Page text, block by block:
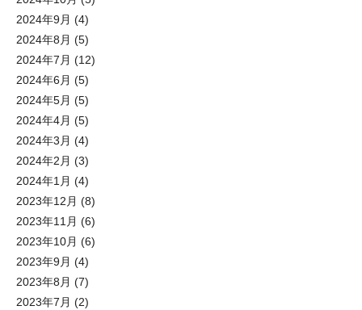
2024年9月 (4)
2024年8月 (5)
2024年7月 (12)
2024年6月 (5)
2024年5月 (5)
2024年4月 (5)
2024年3月 (4)
2024年2月 (3)
2024年1月 (4)
2023年12月 (8)
2023年11月 (6)
2023年10月 (6)
2023年9月 (4)
2023年8月 (7)
2023年7月 (2)